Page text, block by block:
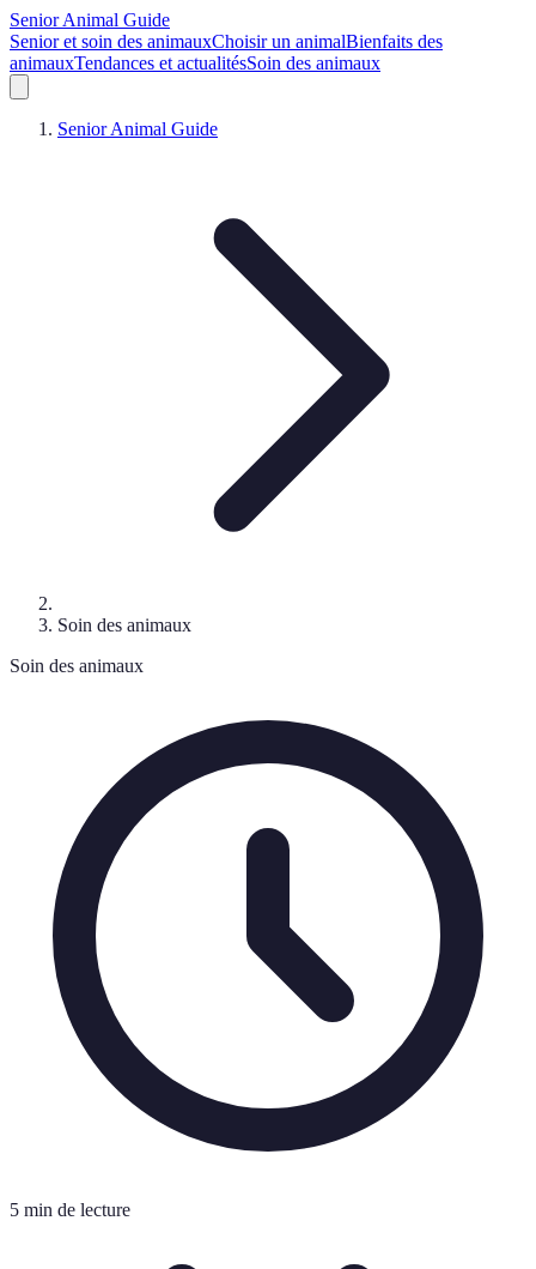
Senior Animal Guide
Senior et soin des animauxChoisir un animalBienfaits des
animauxTendances et actualitésSoin des animaux
Senior Animal Guide
Soin des animaux
Soin des animaux
5 min de lecture